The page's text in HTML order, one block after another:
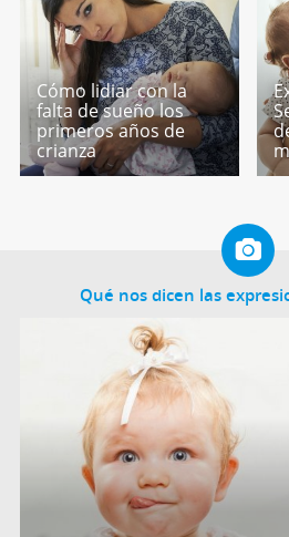
Cómo lidiar con la
falta de sueño los
primeros años de
crianza
Qué nos dicen las